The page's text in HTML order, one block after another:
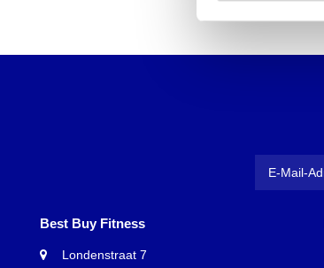
Best Buy Fitness
Londenstraat 7